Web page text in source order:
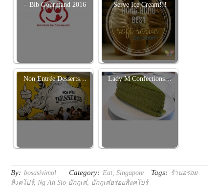
– Bib Gourmand 2016
Serve Ice Cream!!!
Non Entrée Desserts… Lady M Confections…
By: bosasivimol Category: Eat,Singapore Tags: ร้านอร่อย
สิงคโปร์,Ng Ah Sio บักกุเต๋, บักกุเต๋อร่อยสิงคโปร์